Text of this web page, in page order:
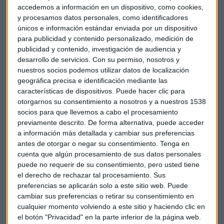
accedemos a información en un dispositivo, como cookies,
y procesamos datos personales, como identificadores
únicos e información estándar enviada por un dispositivo
para publicidad y contenido personalizado, medición de
publicidad y contenido, investigación de audiencia y
desarrollo de servicios. Con su permiso, nosotros y
nuestros socios podemos utilizar datos de localización
geográfica precisa e identificación mediante las
características de dispositivos. Puede hacer clic para
otorgarnos su consentimiento a nosotros y a nuestros 1538
socios para que llevemos a cabo el procesamiento
previamente descrito. De forma alternativa, puede acceder
a información más detallada y cambiar sus preferencias
antes de otorgar o negar su consentimiento. Tenga en
cuenta que algún procesamiento de sus datos personales
puede no requerir de su consentimiento, pero usted tiene
el derecho de rechazar tal procesamiento. Sus
preferencias se aplicarán solo a este sitio web. Puede
cambiar sus preferencias o retirar su consentimiento en
cualquier momento volviendo a este sitio y haciendo clic en
el botón "Privacidad" en la parte inferior de la página web.
inicia el proceso de adaptarla al negocio, mediante cambios
en personal, procesos, cultura empresarial… En este punto,
Clotet explica que no todas las empresas afrontan el
proceso de la misma forma y “lo que para unos es un riesgo
para otros es una oportunidad”, peroen cualquier caso la
necesidad de aplicar un plan definido de antemano es
fundamental, además de una visión clara, una
reestructuración en los equipos y una estrategia de
comunicación.
Todas las claves en la entrevista completa con Jaume
Clotet: